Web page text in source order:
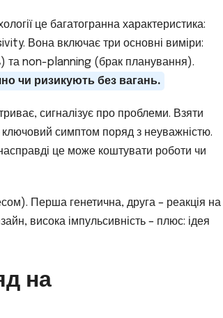
це багатогранна характеристика:
Вона включає три основні виміри:
та non-planning (брак планування).
чи ризикують без вагань.
сигналізує про проблеми. Взяти
ключовий симптом поряд з неуважністю.
це може коштувати роботи чи
Перша генетична, друга – реакція на
висока імпульсивність – плюс: ідея
на